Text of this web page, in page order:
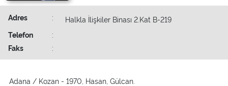
Adres :
Halkla İlişkiler Binası 2.Kat B-219
Telefon
:
Faks
:
Adana / Kozan - 1970, Hasan, Gülcan.